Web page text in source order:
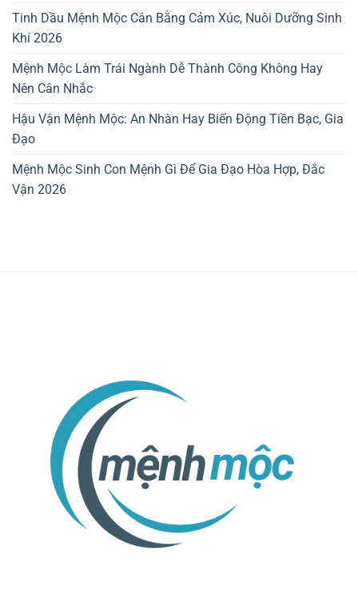
Tinh Dầu Mệnh Mộc Cân Bằng Cảm Xúc, Nuôi Dưỡng Sinh
Khí 2026
Mệnh Mộc Làm Trái Ngành Dễ Thành Công Không Hay
Nên Cân Nhắc
Hậu Vận Mệnh Mộc: An Nhàn Hay Biến Động Tiền Bạc, Gia
Đạo
Mệnh Mộc Sinh Con Mệnh Gì Để Gia Đạo Hòa Hợp, Đắc
Vận 2026